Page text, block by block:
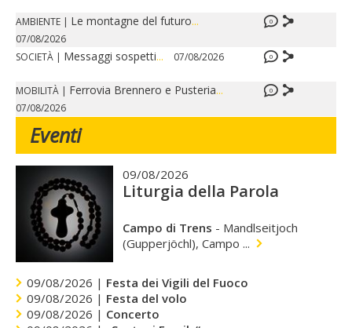
AMBIENTE | Le montagne del futuro...
07/08/2026
0
SOCIETÀ | Messaggi sospetti... 07/08/2026 0
MOBILITÀ | Ferrovia Brennero e Pusteria...
07/08/2026
0
Eventi
09/08/2026
Liturgia della Parola
Campo di Trens - Mandlseitjoch
(Gupperjöchl), Campo ...
09/08/2026 | Festa dei Vigili del Fuoco
09/08/2026 | Festa del volo
09/08/2026 | Concerto